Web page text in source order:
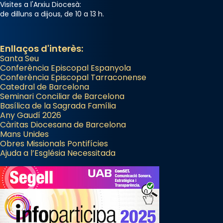
«Si vols saber què és calor, ves per les
Santes a Mataró»🥵.
View on Facebook · Share
Arquebisbat de Barcelona
2 weeks ago
Jaume, fill de Zebedeu, és juntament amb el
seu germà Joan i Pere un dels que
acompanyava més de prop Jesús.
Segons el llibre dels Fets (12,2) fou el primer
apòstol màrtir, decapitat a Jerusalem per
Herodes Agripa (vers l'any 44).
Patró de Galícia, després de les invasions
musulmanes fou venerat com a patró dels
Regnes castellans i més tard de tota
Visites a l'Arxiu Diocesà:
de dilluns a dijous, de 10 a 13 h.
Enllaços d'interès:
Santa Seu
Conferència Episcopal Espanyola
Conferència Episcopal Tarraconense
Catedral de Barcelona
Seminari Conciliar de Barcelona
Basílica de la Sagrada Família
Any Gaudí 2026
Càritas Diocesana de Barcelona
Mans Unides
Obres Missionals Pontifícies
Ajuda a l’Església Necessitada